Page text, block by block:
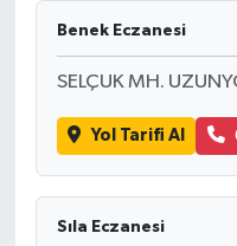
Benek Eczanesi
SELÇUK MH.
Yol Tarifi Al
Sıla Eczanesi